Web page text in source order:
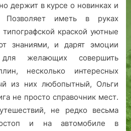
держит в курсе о новинках и
Позволяет иметь в руках
краской уютные
знаниями, и дарят эмоции
желающих совершить
несколько интересных
из них любопытный, Ольги
не просто справочник мест.
не редко весьма
и на автомобиле в